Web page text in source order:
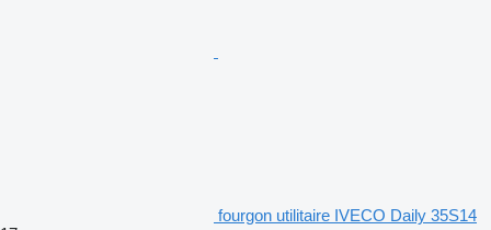
fourgon utilitaire IVECO Daily 35S14